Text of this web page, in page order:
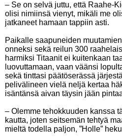
– Se on selvä juttu, että Raahe-
olisi nimiinsä vienyt, mikäli me
jatkaneet hamaan tappiin asti.
Paikalle saapuneiden
onneksi sekä reilun 300
harmiksi Titaanit ei kuitenkaan
luovuttamaan, vaan väänsi
sekä tinttasi päätöserässä
pelivälineen vielä neljä kertaa
isäntänsä aivan täysin jään
– Olemme tehokkuuden kanssa
kautta, joten seitsemän tehtyä
mieltä todella paljon, ”Holle”